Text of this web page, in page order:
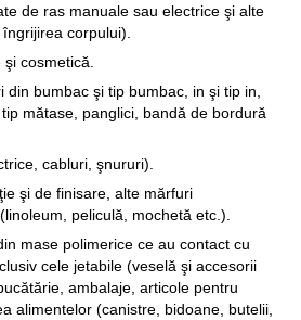
de ras manuale sau electrice şi alte
corpului).
cosmetică.
din bumbac şi tip bumbac, in şi tip in,
mătase, panglici, bandă de bordură
cabluri, şnururi).
şi de finisare, alte mărfuri
peliculă, mochetă etc.).
mase polimerice ce au contact cu
cele jetabile (veselă şi accesorii
ambalaje, articole pentru
alimentelor (canistre, bidoane, butelii,